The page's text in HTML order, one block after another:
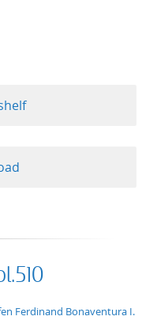
Ferdinand Bonaventura I.